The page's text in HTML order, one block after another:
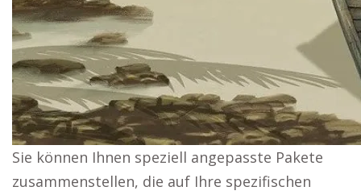
Sie können Ihnen speziell angepasste Pakete
zusammenstellen, die auf Ihre spezifischen